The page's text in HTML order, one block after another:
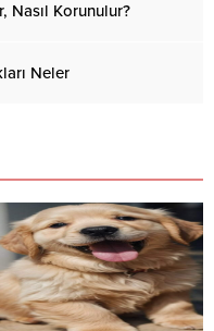
Nasıl Korunulur?
Neler